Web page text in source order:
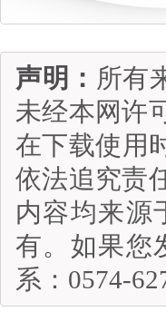
声明： 所有
未经本网许
在下载使用
依法追究责
内容均来源
有。如果您
系：0574-